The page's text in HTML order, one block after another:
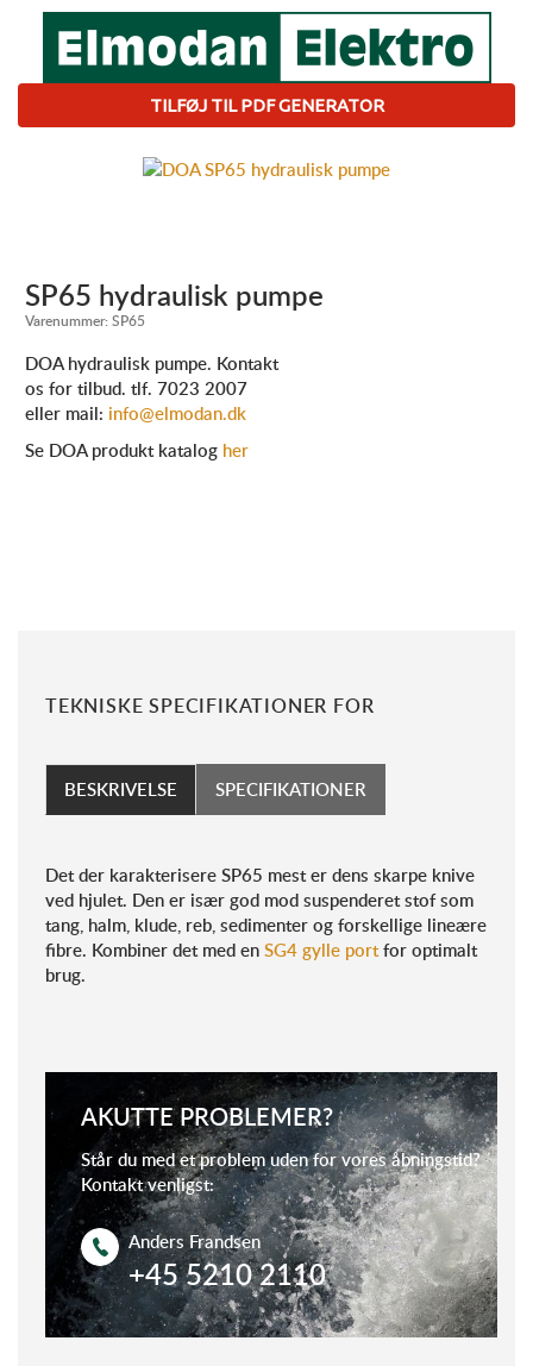
SP65 hydraulisk pumpe
Varenummer:SP65
DOA hydraulisk pumpe. Kontakt
os for tilbud. tlf. 7023 2007
eller mail: info@elmodan.dk
Se DOA produkt katalog her
TILFØJ TIL PDF GENERATOR
TEKNISKE SPECIFIKATIONER FOR
BESKRIVELSE SPECIFIKATIONER
Det der karakterisere SP65 mest er dens skarpe knive
ved hjulet. Den er især god mod suspenderet stof som
tang, halm, klude, reb, sedimenter og forskellige lineære
fibre. Kombiner det med en SG4 gylle portfor optimalt
brug.
AKUTTE PROBLEMER?
Står du med et problem uden for vores åbningstid?
Kontakt venligst:
Anders Frandsen
+45 5210 2110